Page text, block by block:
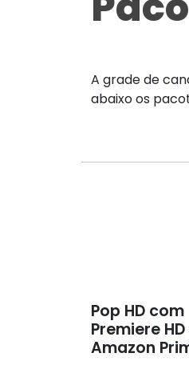
A grade de
abaixo os
Pop HD com
Premiere HD
Amazon